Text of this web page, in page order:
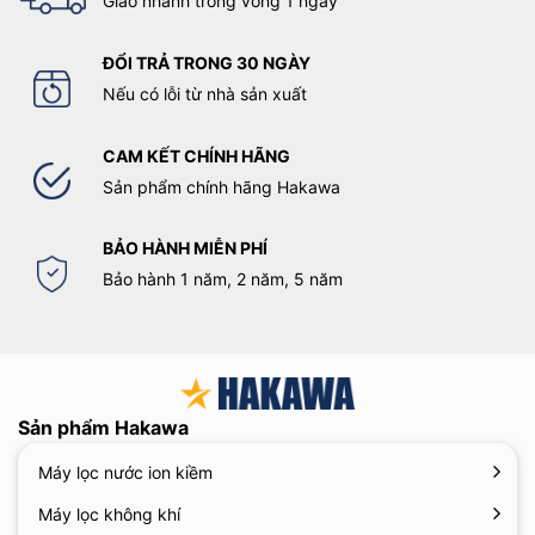
Hakawa không chỉ phù hợp cho các công việc
gia đình mà còn rất hữu ích trong các công trình xây dựng và
công nghiệp. Sản phẩm này chắc chắn sẽ là một công cụ không
thể thiếu trong bất kỳ công việc nào liên quan đến leo lên cao.
2.4. Tính năng an toàn
ĐỔI TRẢ TRONG 30 NGÀY
Nếu có lỗi từ nhà sản xuất
CAM KẾT CHÍNH HÃNG
Sản phẩm chính hãng Hakawa
BẢO HÀNH MIỄN PHÍ
Bảo hành 1 năm, 2 năm, 5 năm
Sản phẩm Hakawa
Máy lọc nước ion kiềm
Máy lọc không khí